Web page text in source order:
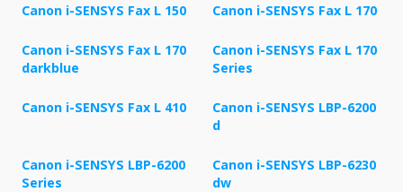
Canon i-SENSYS Fax L 150 Canon i-SENSYS Fax L 170
Canon i-SENSYS Fax L 170
darkblue
Canon i-SENSYS Fax L 170
Series
Canon i-SENSYS Fax L 410
Canon i-SENSYS LBP-6200
d
Canon i-SENSYS LBP-6200
Series
Canon i-SENSYS LBP-6230
dw